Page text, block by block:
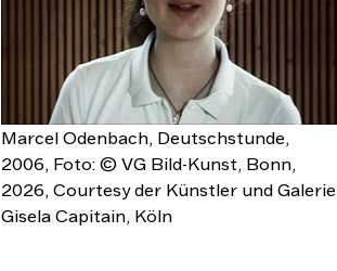
Marcel Odenbach, Deutschstunde,
2006, Foto: © VG Bild-Kunst, Bonn,
2026, Courtesy der Künstler und Galerie
Gisela Capitain, Köln